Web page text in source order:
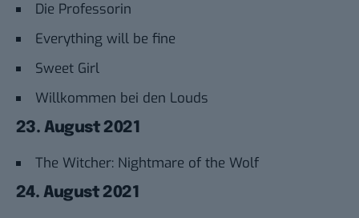
Die Professorin
Everything will be fine
Sweet Girl
Willkommen bei den Louds
23. August 2021
The Witcher: Nightmare of the Wolf
24. August 2021